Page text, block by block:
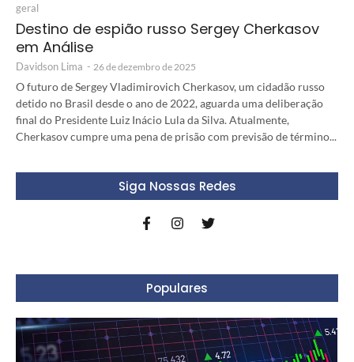
geral
Destino de espião russo Sergey Cherkasov
em Análise
Davidson Lima - 26 de dezembro de 2025
O futuro de Sergey Vladimirovich Cherkasov, um cidadão russo
detido no Brasil desde o ano de 2022, aguarda uma deliberação
final do Presidente Luiz Inácio Lula da Silva. Atualmente,
Cherkasov cumpre uma pena de prisão com previsão de término...
Siga Nossas Redes
Populares